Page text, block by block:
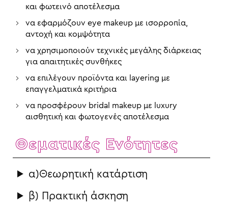
και φωτεινό αποτέλεσμα
να εφαρμόζουν eye makeup με ισορροπία,
αντοχή και κομψότητα
να χρησιμοποιούν τεχνικές μεγάλης διάρκειας
για απαιτητικές συνθήκες
να επιλέγουν προϊόντα και layering με
επαγγελματικά κριτήρια
να προσφέρουν bridal makeup με luxury
αισθητική και φωτογενές αποτέλεσμα
Θεματικές Ενότητες
α)Θεωρητική κατάρτιση
β) Πρακτική άσκηση